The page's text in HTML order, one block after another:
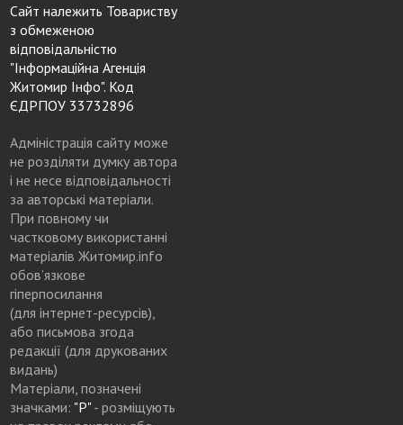
Сайт належить Товариству
з обмеженою
відповідальністю
"Інформаційна Агенція
Житомир Інфо". Код
ЄДРПОУ 33732896
Адміністрація сайту може
не розділяти думку автора
і не несе відповідальності
за авторські матеріали.
При повному чи
частковому використанні
матеріалів Житомир.info
обов’язкове
гіперпосилання
(для інтернет-ресурсів),
або письмова згода
редакції (для друкованих
видань)
Матеріали, позначені
значками: "Р"- розміщують